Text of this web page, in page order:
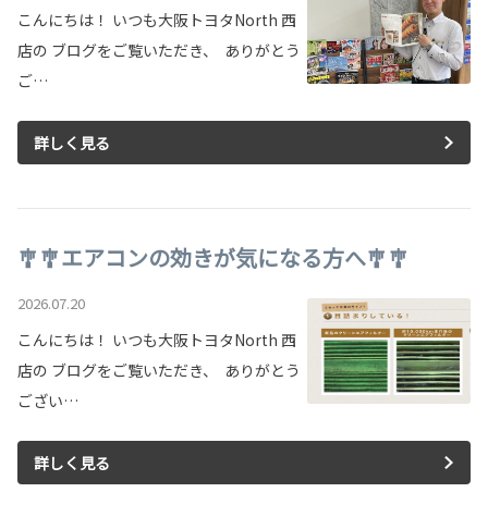
こんにちは！ いつも大阪トヨタNorth 西
店の ブログをご覧いただき、 ありがとう
ご…
詳しく見る
🎐🎐エアコンの効きが気になる方へ🎐🎐
2026.07.20
こんにちは！ いつも大阪トヨタNorth 西
店の ブログをご覧いただき、 ありがとう
ござい…
詳しく見る